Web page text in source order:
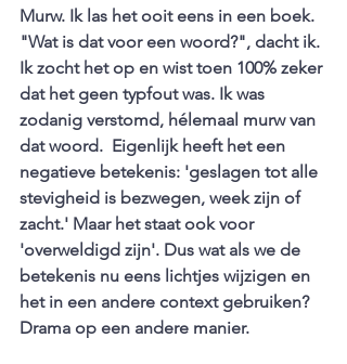
Murw. Ik las het ooit eens in een boek.
"Wat is dat voor een woord?", dacht ik.
Ik zocht het op en wist toen 100% zeker
dat het geen typfout was. Ik was
zodanig verstomd, hélemaal murw van
dat woord.  Eigenlijk heeft het een
negatieve betekenis: 'geslagen tot alle
stevigheid is bezwegen, week zijn of
zacht.' Maar het staat ook voor
'overweldigd zijn'. Dus wat als we de
betekenis nu eens lichtjes wijzigen en
het in een andere context gebruiken?
Drama op een andere manier.